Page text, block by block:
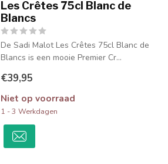
Les Crêtes 75cl Blanc de
Blancs
De Sadi Malot Les Crêtes 75cl Blanc de
Blancs is een mooie Premier Cr...
€39,95
Niet op voorraad
1 - 3 Werkdagen